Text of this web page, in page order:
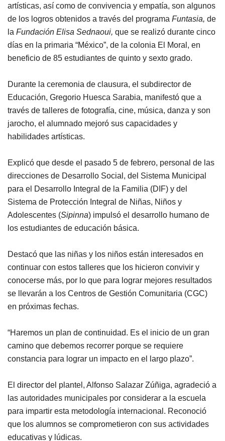
artísticas, así como de convivencia y empatía, son algunos
de los logros obtenidos a través del programa Funtasia, de
la Fundación Elisa Sednaoui, que se realizó durante cinco
días en la primaria “México”, de la colonia El Moral, en
beneficio de 85 estudiantes de quinto y sexto grado.
Durante la ceremonia de clausura, el subdirector de
Educación, Gregorio Huesca Sarabia, manifestó que a
través de talleres de fotografía, cine, música, danza y son
jarocho, el alumnado mejoró sus capacidades y
habilidades artísticas.
Explicó que desde el pasado 5 de febrero, personal de las
direcciones de Desarrollo Social, del Sistema Municipal
para el Desarrollo Integral de la Familia (DIF) y del
Sistema de Protección Integral de Niñas, Niños y
Adolescentes (Sipinna) impulsó el desarrollo humano de
los estudiantes de educación básica.
Destacó que las niñas y los niños están interesados en
continuar con estos talleres que los hicieron convivir y
conocerse más, por lo que para lograr mejores resultados
se llevarán a los Centros de Gestión Comunitaria (CGC)
en próximas fechas.
“Haremos un plan de continuidad. Es el inicio de un gran
camino que debemos recorrer porque se requiere
constancia para lograr un impacto en el largo plazo”.
El director del plantel, Alfonso Salazar Zúñiga, agradeció a
las autoridades municipales por considerar a la escuela
para impartir esta metodología internacional. Reconoció
que los alumnos se comprometieron con sus actividades
educativas y lúdicas.